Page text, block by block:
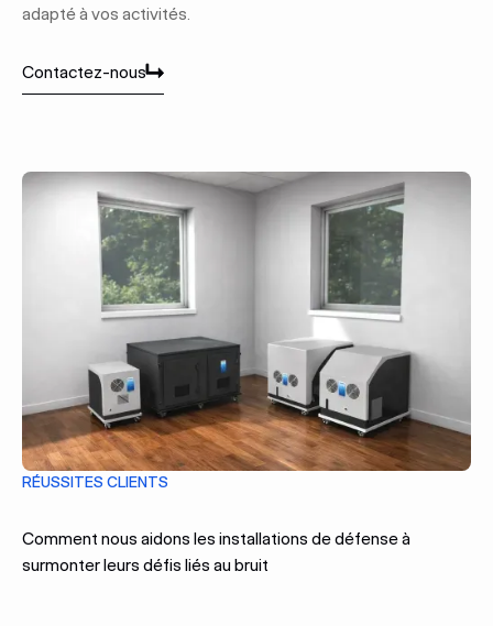
adapté à vos activités.
Contactez-nous
Contactez-nous
RÉUSSITES CLIENTS
Comment nous aidons les installations de défense à
surmonter leurs défis liés au bruit